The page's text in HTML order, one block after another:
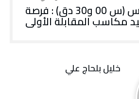
كندا ـ تونس (س 00 و30 دق) : فرصة
مكاسب المقابلة الأولى
خليل‭ ‬بلحاج‭ ‬علي